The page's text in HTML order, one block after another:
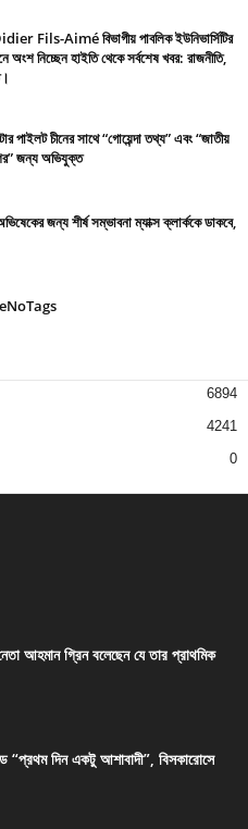
Aimé বিভাগীয় পাবলিক ইউনিভার্সিটির
অংশ নিচ্ছেন হাইতি থেকে সর্বশেষ খবর: রাজনীতি,
পাইলট চীনের সাথে “গোয়েন্দা তথ্য” এবং “জাতীয়
জন্য অভিযুক্ত
জন্য শীর্ষ সম্ভাবনা ম্যাক্স ক্লার্ককে ডাকবে,
6894
4241
0
নেতা আহমান গ্রিন বলেছেন যে তার প্রাথমিক
“প্রথম দিন একটু আশাবাদী”, বিসকারোসে